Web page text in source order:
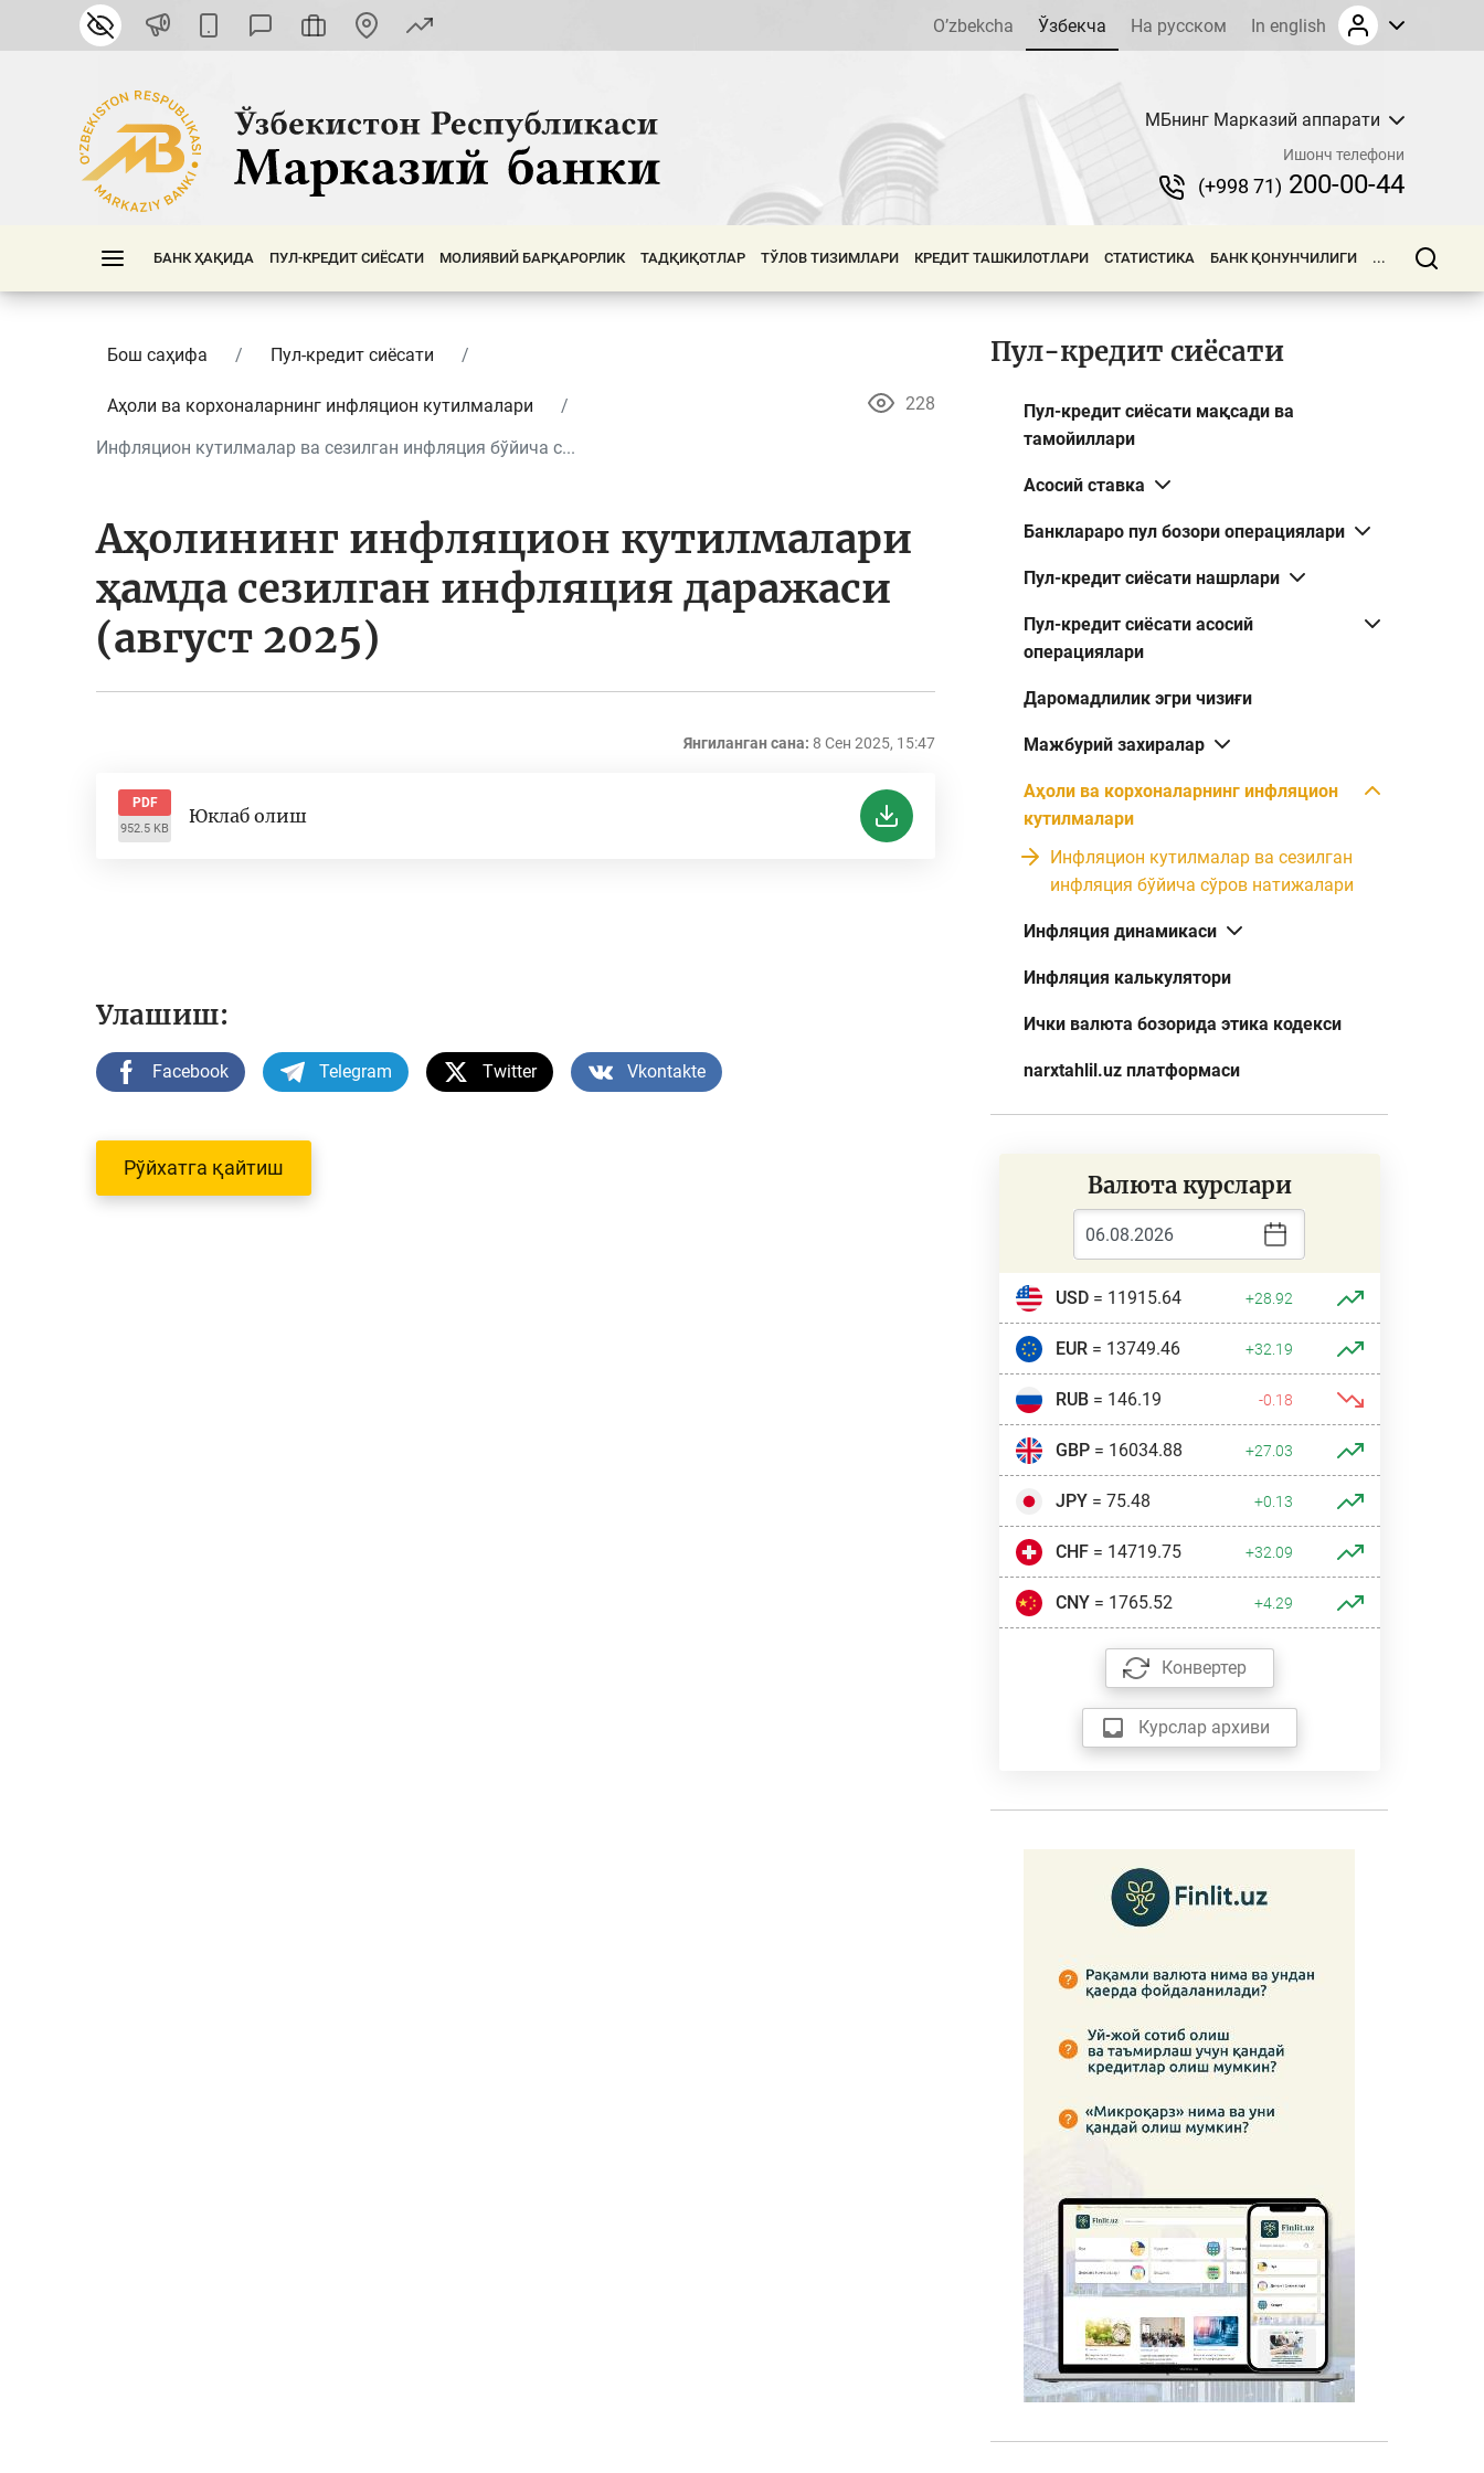
O’zbekcha Ўзбекча На русском In english
МБнинг Марказий аппарати
Ишонч телефони
(+998 71) 200-00-44
БАНК ҲАҚИДА ПУЛ-КРЕДИТ СИЁСАТИ МОЛИЯВИЙ БАРҚАРОРЛИК ТАДҚИҚОТЛАР ТЎЛОВ ТИЗИМЛАРИ КРЕДИТ ТАШКИЛОТЛАРИ СТАТИСТИКА БАНК ҚОНУНЧИЛИГИ ...
Бош саҳифа Пул-кредит сиёсати
Аҳоли ва корхоналарнинг инфляцион кутилмалари
Инфляцион кутилмалар ва сезилган инфляция бўйича с...
228
Аҳолининг инфляцион кутилмалари
ҳамда сезилган инфляция даражаси
(август 2025)
Янгиланган сана: 8 Сен 2025, 15:47
PDF
952.5 KB
Юклаб олиш
Улашиш:
Facebook Telegram Twitter Vkontakte
Рўйхатга қайтиш
Пул-кредит сиёсати
Пул-кредит сиёсати мақсади ва
тамойиллари
Асосий ставка
Банклараро пул бозори операциялари
Пул-кредит сиёсати нашрлари
Пул-кредит сиёсати асосий
операциялари
Даромадлилик эгри чизиғи
Мажбурий захиралар
Аҳоли ва корхоналарнинг инфляцион
кутилмалари
Инфляцион кутилмалар ва сезилган
инфляция бўйича сўров натижалари
Инфляция динамикаси
Инфляция калькулятори
Ички валюта бозорида этика кодекси
narxtahlil.uz платформаси
Валюта курслари
USD= 11915.64 +28.92
EUR= 13749.46 +32.19
RUB= 146.19 -0.18
GBP= 16034.88 +27.03
JPY= 75.48 +0.13
CHF= 14719.75 +32.09
CNY= 1765.52 +4.29
Конвертер
Курслар архиви